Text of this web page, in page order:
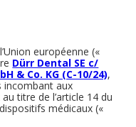
européenne («
Dürr Dental SE c/
& Co. KG (C-10/24),
incombant aux
titre de l’article 14 du
médicaux («